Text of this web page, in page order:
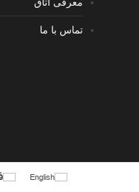
تماس با ما
English